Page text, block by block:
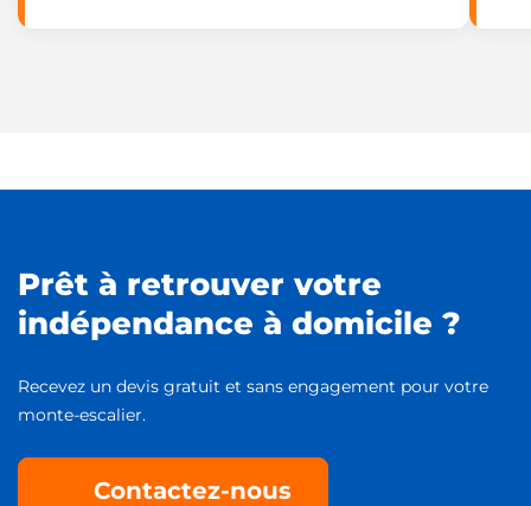
Prêt à retrouver votre
indépendance à domicile ?
Recevez un devis gratuit et sans engagement pour votre
monte-escalier.
Contactez-nous